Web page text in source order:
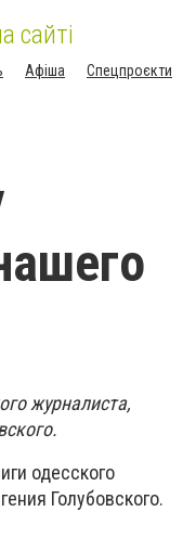
сайті
Афіша Спецпроєкти
журналиста,
одесского
Голубовского.